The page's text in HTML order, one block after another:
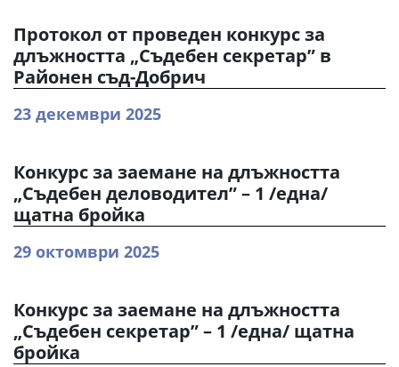
Протокол от проведен конкурс за
длъжността „Съдебен секретар” в
Районен съд-Добрич
23 декември 2025
Конкурс за заемане на длъжността
„Съдебен деловодител” – 1 /една/
щатна бройка
29 октомври 2025
Конкурс за заемане на длъжността
„Съдебен секретар” – 1 /една/ щатна
бройка